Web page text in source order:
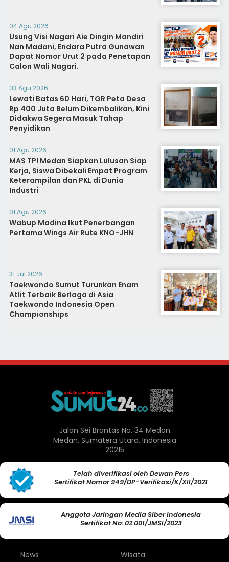
04 Agu 2026
Usung Visi Nagari Aie Dingin Mandiri
Nan Madani, Endara Putra Gunawan
Dapat Nomor Urut 2 pada Penetapan
Calon Wali Nagari.
03 Agu 2026
Lewati Batas 60 Hari, TGR Peta Desa
Rp 400 Juta Belum Dikembalikan, Kini
Didakwa Segera Masuk Tahap
Penyidikan
01 Agu 2026
MAS TPI Medan Siapkan Lulusan Siap
Kerja, Siswa Dibekali Empat Program
Keterampilan dan PKL di Dunia
Industri
01 Agu 2026
Wabup Madina Ikut Penerbangan
Pertama Wings Air Rute KNO-JHN
31 Jul 2026
Taekwondo Sumut Turunkan Enam
Atlit Terbaik Berlaga di Asia
Taekwondo Indonesia Open
Championships
Jalan Sei Brantas No. 34 Medan
Medan, Sumatera Utara, Indonesia
20215
Telah diverifikasi oleh Dewan Pers
Sertifikat Nomor 949/DP-Verifikasi/K/XII/2021
Anggota Jaringan Media Siber Indonesia
Sertifikat No: 02.001/JMSI/2023
News Wisata